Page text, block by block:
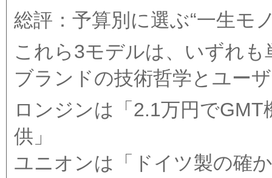
総評：予算別に選ぶ“一生モ
これら3モデルは、いずれも
ブランドの技術哲学とユー
ロンジンは「2.1万円で
供」
ユニオンは「ドイツ製の確